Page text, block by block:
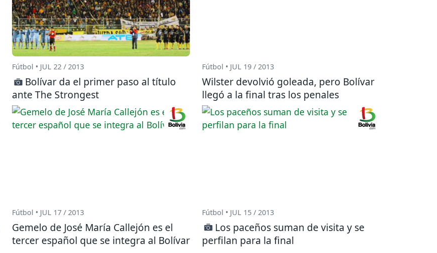
Fútbol • JUL 22 / 2013
Bolívar da el primer paso al título
ante The Strongest
Fútbol • JUL 19 / 2013
Wilster devolvió goleada, pero Bolívar
llegó a la final tras los penales
Fútbol • JUL 17 / 2013
Gemelo de José María Callejón es el
tercer español que se integra al Bolívar
Fútbol • JUL 15 / 2013
Los paceños suman de visita y se
perfilan para la final